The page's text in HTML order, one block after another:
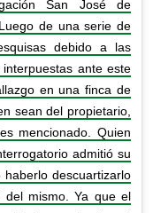
San José de
de una serie de
debido a las
ante este
en una finca de
sean del propietario,
mencionado. Quien
admitió su
descuartizarlo
mismo. Ya que el